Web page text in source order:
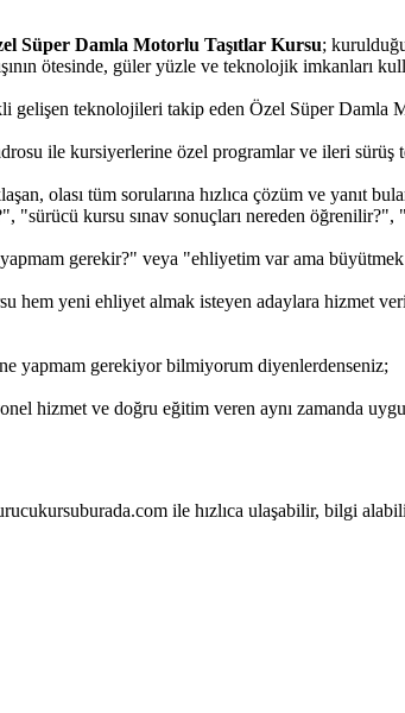
Süper Damla Motorlu Taşıtlar Kursu;
ötesinde, güler yüzle ve teknolojik imkanları
teknolojileri takip eden Özel Süper Damla
ile kursiyerlerine özel programlar ve ileri
olası tüm sorularına hızlıca çözüm ve yanıt
"sürücü kursu sınav sonuçları nereden
gerekir?" veya "ehliyetim var ama
hem yeni ehliyet almak isteyen adaylara hizmet
yapmam gerekiyor bilmiyorum diyenlerdenseniz;
hizmet ve doğru eğitim veren aynı zamanda
ile hızlıca ulaşabilir, bilgi